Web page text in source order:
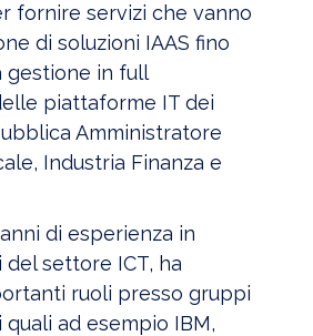
fornire servizi che vanno
di soluzioni IAAS fino
gestione in full
piattaforme IT dei
Amministratore
Industria Finanza e
di esperienza in
settore ICT, ha
ruoli presso gruppi
ad esempio IBM,